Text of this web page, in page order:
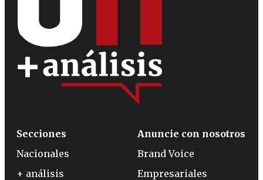
Secciones
Nacionales
+ análisis
Anuncie con nosotros
Brand Voice
Empresariales